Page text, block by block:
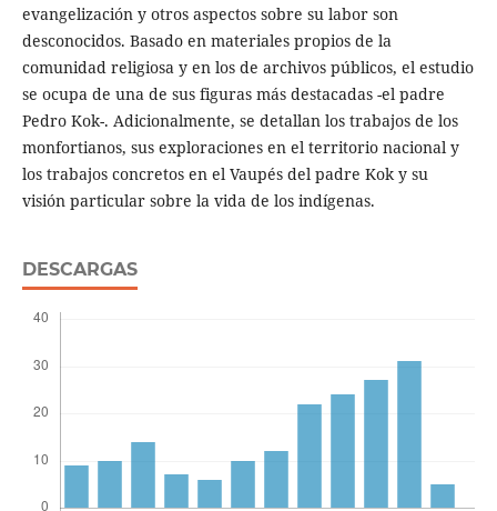
evangelización y otros aspectos sobre su labor son
desconocidos. Basado en materiales propios de la
comunidad religiosa y en los de archivos públicos, el estudio
se ocupa de una de sus figuras más destacadas -el padre
Pedro Kok-. Adicionalmente, se detallan los trabajos de los
monfortianos, sus exploraciones en el territorio nacional y
los trabajos concretos en el Vaupés del padre Kok y su
visión particular sobre la vida de los indígenas.
DESCARGAS